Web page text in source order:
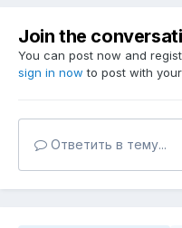
Join the
You can post now and
sign in now to post with
Ответить в тему...